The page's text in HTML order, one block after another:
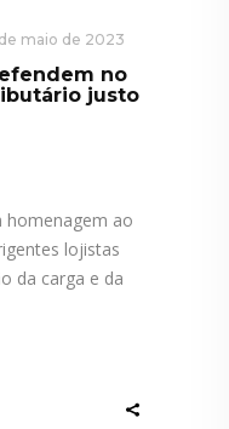
maio de 2023
no
justo
homenagem ao
lojistas
da carga e da